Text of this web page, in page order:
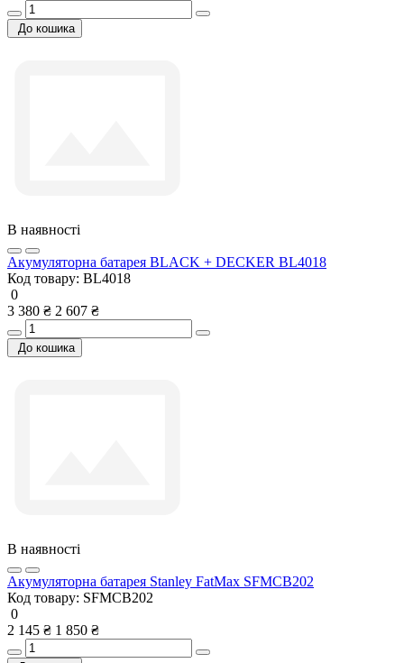
До кошика
В наявності
Акумуляторна батарея BLACK + DECKER BL4018
Код товару: BL4018
0
3 380 ₴ 2 607 ₴
До кошика
В наявності
Акумуляторна батарея Stanley FatMax SFMCB202
Код товару: SFMCB202
0
2 145 ₴ 1 850 ₴